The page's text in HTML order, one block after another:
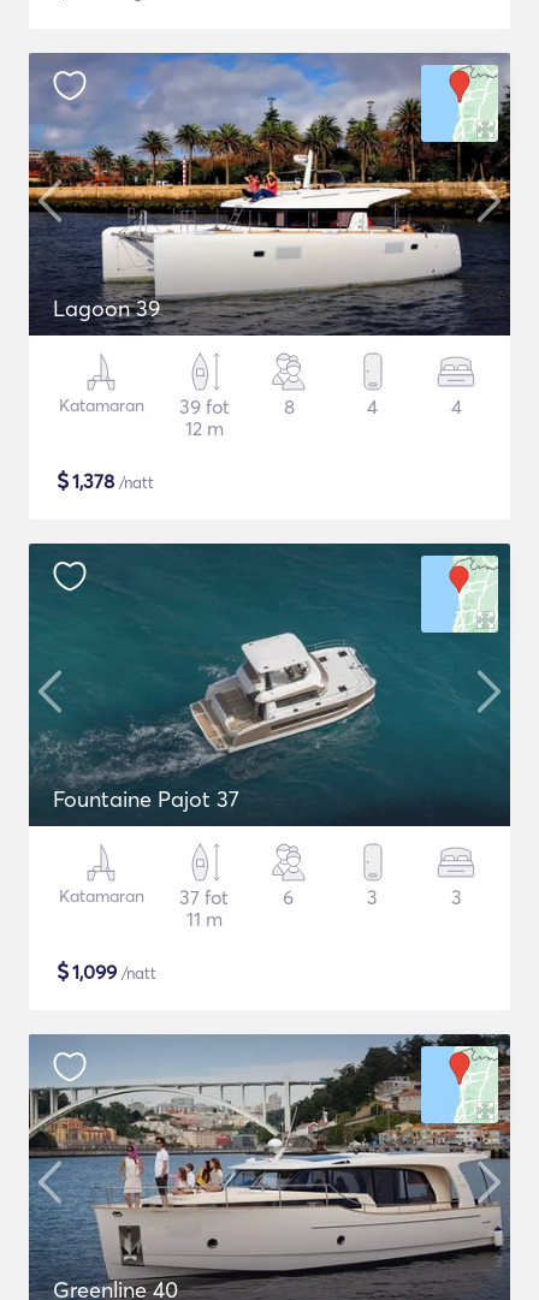
Lagoon 39
Katamaran
39 fot
12 m
8 4 4
$1,378 /natt
Fountaine Pajot 37
Katamaran
37 fot
11 m
6 3 3
$1,099 /natt
Greenline 40